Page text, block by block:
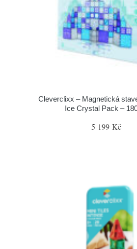
Cleverclixx – Magnetická
Ice Crystal Pack –
5 199 Kč